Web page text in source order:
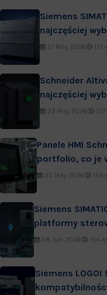
Siemens
najczęściej
21 May 2026 151
Schneider
najczęściej
22 May 2026
Panele HMI
portfolio, co je
praktyce
25 May 2026 154
Siemens
platformy
wdrożenia i
08 Jun 2026 154
Siemens